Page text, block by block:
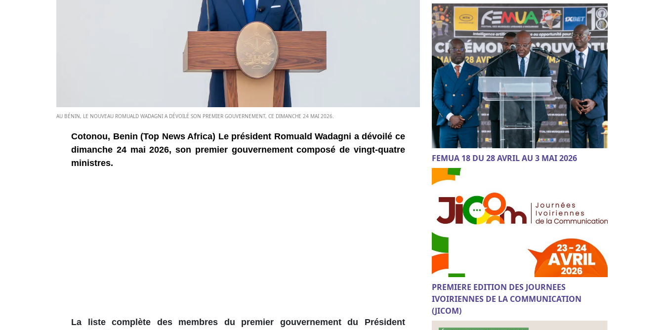
AU BÉNIN, LE NOUVEAU ROMUALD WADAGNI A DÉVOILÉ SON PREMIER GOUVERNEMENT, CE DIMANCHE 24 MAI 2026.
Cotonou, Benin (Top News Africa) Le président Romuald Wadagni a dévoilé ce
dimanche 24 mai 2026, son premier gouvernement composé de vingt-quatre
ministres.
La liste complète des membres du premier gouvernement du Président
FEMUA 18 DU 28 AVRIL AU 3 MAI 2026
PREMIERE EDITION DES JOURNEES
IVOIRIENNES DE LA COMMUNICATION
(JICOM)